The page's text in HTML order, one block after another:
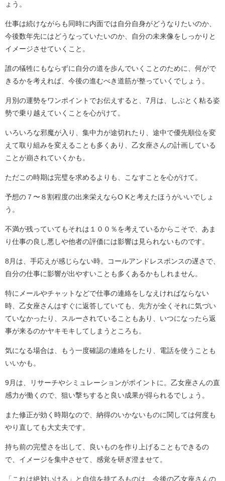
ょう。
仕事は続けながらも同時に内面では自分自身がどうなりたいのか、
今後数年先にはどうなっていたいのか、自分の未来像をしっかりと
イメージさせていくこと。
誰の犠牲にもならずに自分の道を歩んでいくことのために、何がで
きるかを考えれば、今後の進むべき道筋が整っていくでしょう。
月別の運勢をワンポイントでお伝えすると、7月は、しぶとく粘る姿
勢で乗り越えていくことを心がけて。
いろいろな邪魔が入り、集中力が途切れたり、途中で優先順位を変
えて取り組みを変えることも多くあり、乙女座さんの計画している
ことが崩されていくかも。
ただこの時期は完璧を求めるよりも、こなすことを心がけて。
予想の７〜８割程度の出来栄えならO Kと考えたほうがいいでしょ
う。
不満が残っていてもそれは１００％を考えているからこそで、あま
り仕事の良し悪しや他者の評価には影響は見られないものです。
8月は、手応えが感じらない時。コールアンドレスポンスの遅さで、
自分の仕事に影響が出やすいことも多くあるかもしれません。
特にメールやチャットなどで仕事の連絡をしなえければならない
時、乙女座さんはすぐに返答していても、先方が全くそれに気づい
ていなかったり、スルーされていることもあり、いつになったら返
事が来るのかヤキモキしてしまうところも。
気になる場合は、もう一度確認の連絡をしたり、電話を使うことも
いいかも。
9月は、リサーチやシミュレーションがポイントに。乙女座さんの直
感力が働くので、狙い撃ちすると良い成果が得られるでしょう。
また修正が効く時期なので、納得のいかないものに関しては何度も
やり直しても大丈夫です。
持ち前の完璧さを出して、良いものを作り上げることもできるの
で、イメージを集中させて、感覚を研ぎ澄ませて。
「これは絶対いける」と自信を持てるものは、今後の乙女座さんの